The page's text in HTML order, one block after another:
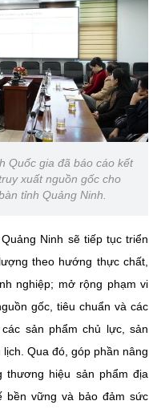
Quốc gia đã báo cáo kết
xuất nguồn gốc cho
tỉnh Quảng Ninh.
Ninh sẽ tiếp tục triển
theo hướng thực chất,
nghiệp; mở rộng phạm vi
gốc, tiêu chuẩn và các
sản phẩm chủ lực, sản
Qua đó, góp phần nâng
thương hiệu sản phẩm địa
bền vững và bảo đảm sức